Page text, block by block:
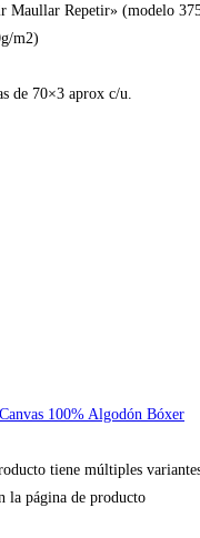
Maullar Repetir» (modelo
m2)
de 70×3 aprox c/u.
tiene múltiples
la página de producto